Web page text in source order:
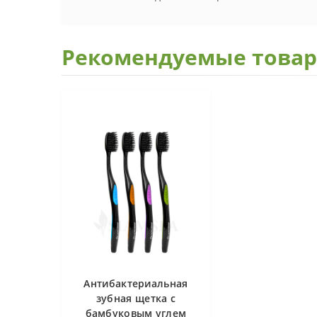
Рекомендуемые
Антибактериальная
зубная щетка с
бамбуковым углем